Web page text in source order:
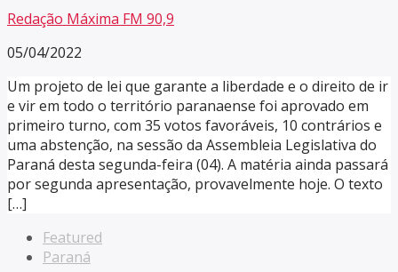
Redação Máxima FM 90,9
05/04/2022
Um projeto de lei que garante a liberdade e o direito de ir
e vir em todo o território paranaense foi aprovado em
primeiro turno, com 35 votos favoráveis, 10 contrários e
uma abstenção, na sessão da Assembleia Legislativa do
Paraná desta segunda-feira (04). A matéria ainda passará
por segunda apresentação, provavelmente hoje. O texto
[…]
Featured
Paraná